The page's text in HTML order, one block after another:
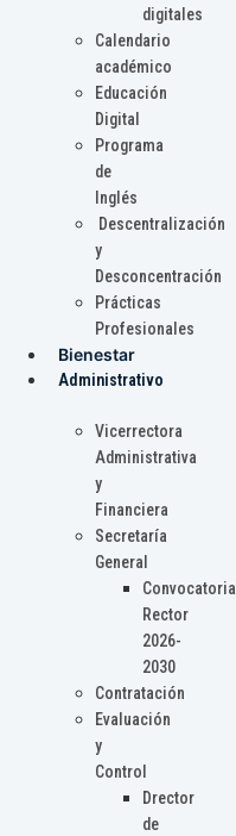
digitales
Calendario
académico
Educación
Digital
Programa
de
Inglés
Descentralización
y
Desconcentración
Prácticas
Profesionales
Bienestar
Administrativo
Vicerrectora
Administrativa
y
Financiera
Secretaría
General
Convocatoria
Rector
2026-
2030
Contratación
Evaluación
y
Control
Drector
de